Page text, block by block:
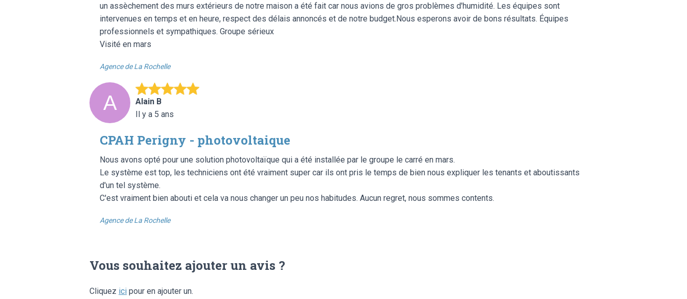
un assèchement des murs extérieurs de notre maison a été fait car nous avions de gros problèmes d'humidité. Les équipes sont
intervenues en temps et en heure, respect des délais annoncés et de notre budget.Nous esperons avoir de bons résultats. Équipes
professionnels et sympathiques. Groupe sérieux
Visité en mars
Agence de La Rochelle
Alain B
Il y a 5 ans
CPAH Perigny - photovoltaique
Nous avons opté pour une solution photovoltaïque qui a été installée par le groupe le carré en mars.
Le système est top, les techniciens ont été vraiment super car ils ont pris le temps de bien nous expliquer les tenants et aboutissants
d'un tel système.
C'est vraiment bien abouti et cela va nous changer un peu nos habitudes. Aucun regret, nous sommes contents.
Agence de La Rochelle
Vous souhaitez ajouter un avis ?
Cliquez ici pour en ajouter un.